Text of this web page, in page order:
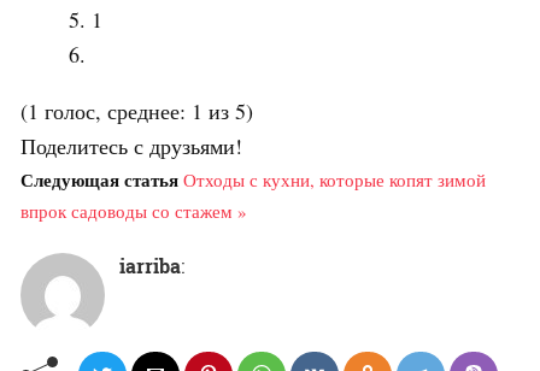
1
(1 голос, среднее: 1 из 5)
Поделитесь с друзьями!
Следующая статья Отходы с кухни, которые копят зимой
впрок садоводы со стажем »
iarriba: